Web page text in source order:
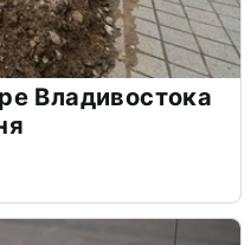
Владивостока